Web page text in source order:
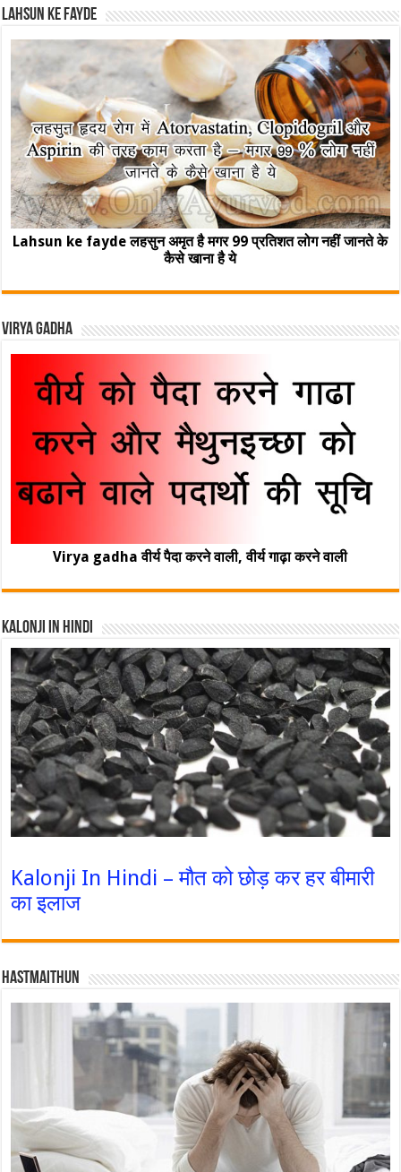
Lahsun ke fayde
Lahsun ke fayde लहसुन अमृत है मगर 99 प्रतिशत लोग नहीं जानते के
कैसे खाना है ये
Virya Gadha
Virya gadha वीर्य पैदा करने वाली, वीर्य गाढ़ा करने वाली
Kalonji In Hindi
Kalonji In Hindi – मौत को छोड़ कर हर बीमारी
का इलाज
Hastmaithun